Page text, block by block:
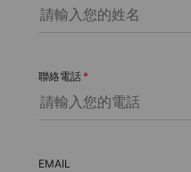
聯絡電話 *
EMAIL